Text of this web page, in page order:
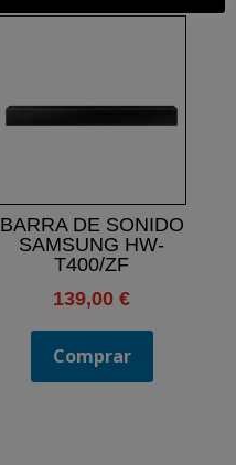
BARRA DE SONIDO
SAMSUNG HW-
T400/ZF
139,00€
Comprar